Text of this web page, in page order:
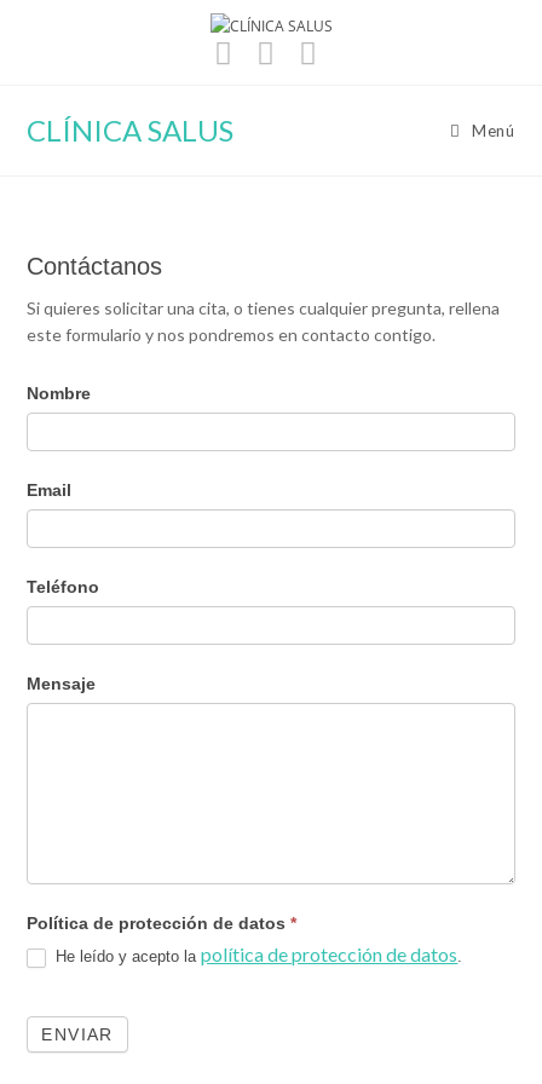
CLÍNICA SALUS Menú
Contáctanos
Si quieres solicitar una cita, o tienes cualquier pregunta, rellena
este formulario y nos pondremos en contacto contigo.
Nombre
Email
Teléfono
Mensaje
Política de protección de datos*
He leído y acepto lapolítica de protección de datos.
ENVIAR